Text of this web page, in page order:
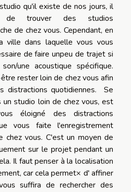
qu'il existe de nos jours, il
trouver des studios
de chez vous. Cependant, en
ville dans laquelle vous vous
de faire unpeu de trajet si
une acoustique spécifique.
rester loin de chez vous afin
distractions quotidiennes. Se
un studio loin de chez vous, est
éloigné des distractions
vous faite l'enregistrement
chez vous. C'est un moyen de
sur le projet pendant un
Il faut penser à la localisation
car cela permet× d' affiner
suffira de rechercher des